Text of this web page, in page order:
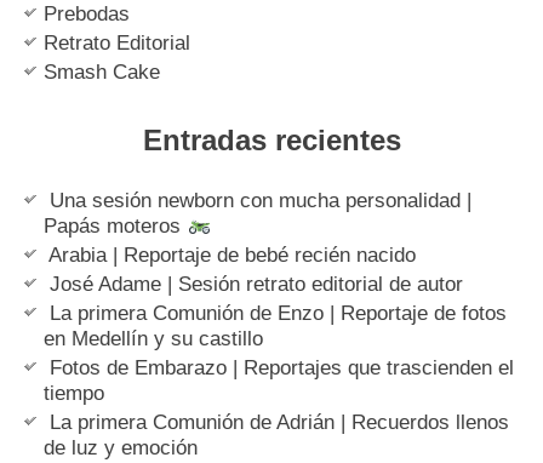
Prebodas
Retrato Editorial
Smash Cake
Entradas recientes
Una sesión newborn con mucha personalidad |
Papás moteros
Arabia | Reportaje de bebé recién nacido
José Adame | Sesión retrato editorial de autor
La primera Comunión de Enzo | Reportaje de fotos
en Medellín y su castillo
Fotos de Embarazo | Reportajes que trascienden el
tiempo
La primera Comunión de Adrián | Recuerdos llenos
de luz y emoción